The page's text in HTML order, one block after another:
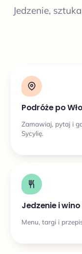
Jedzenie,
Podróże po
Zamawiaj, pytaj i
Sycylię.
Jedzenie i wino
Menu, targi i